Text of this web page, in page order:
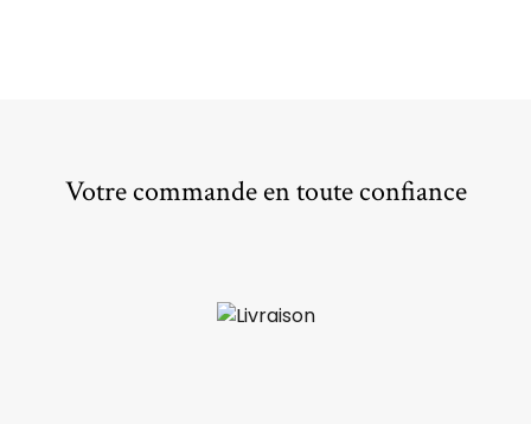
Votre commande en toute confiance